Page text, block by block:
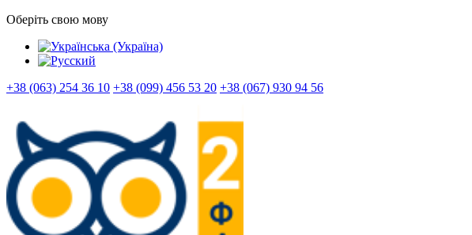
Оберіть свою мову
+38 (063) 254 36 10 +38 (099) 456 53 20 +38 (067) 930 94 56